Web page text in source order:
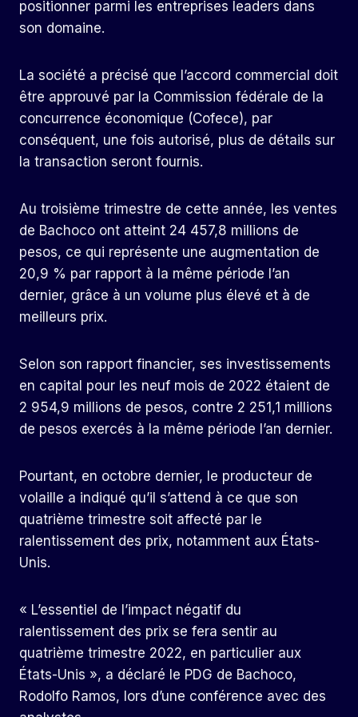
positionner parmi les entreprises leaders dans
son domaine.
La société a précisé que l’accord commercial doit
être approuvé par la Commission fédérale de la
concurrence économique (Cofece), par
conséquent, une fois autorisé, plus de détails sur
la transaction seront fournis.
Au troisième trimestre de cette année, les ventes
de Bachoco ont atteint 24 457,8 millions de
pesos, ce qui représente une augmentation de
20,9 % par rapport à la même période l’an
dernier, grâce à un volume plus élevé et à de
meilleurs prix.
Selon son rapport financier, ses investissements
en capital pour les neuf mois de 2022 étaient de
2 954,9 millions de pesos, contre 2 251,1 millions
de pesos exercés à la même période l’an dernier.
Pourtant, en octobre dernier, le producteur de
volaille a indiqué qu’il s’attend à ce que son
quatrième trimestre soit affecté par le
ralentissement des prix, notamment aux États-
Unis.
« L’essentiel de l’impact négatif du
ralentissement des prix se fera sentir au
quatrième trimestre 2022, en particulier aux
États-Unis », a déclaré le PDG de Bachoco,
Rodolfo Ramos, lors d’une conférence avec des